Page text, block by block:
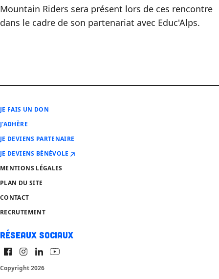
Mountain Riders sera présent lors de ces rencontre
dans le cadre de son partenariat avec Educ'Alps.
JE FAIS UN DON
J'ADHÈRE
JE DEVIENS PARTENAIRE
JE DEVIENS BÉNÉVOLE
MENTIONS LÉGALES
PLAN DU SITE
CONTACT
RECRUTEMENT
Réseaux sociaux
Copyright 2026